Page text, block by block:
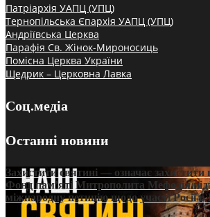
Патріархія УАПЦ (УПЦ)
Тернопільська Єпархія УАПЦ (УПЦ)
Андріївська Церква
Парафія Св. Жінок-Мироносиць
Помісна Церква України
Щедрик – Церковна Лавка
Соц.медіа
Останні новини
Захистити святині — означає захистити
Фонд пам’яті Митрополита Мефодія
міжнародну петицію щодо участі